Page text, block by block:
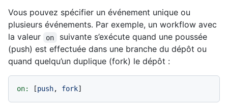
Vous pouvez spécifier un événement unique ou
plusieurs événements. Par exemple, un workflow avec
la valeur
on
suivante s’exécute quand une poussée
(push) est effectuée dans une branche du dépôt ou
quand quelqu’un duplique (fork) le dépôt :
on: [push, fork